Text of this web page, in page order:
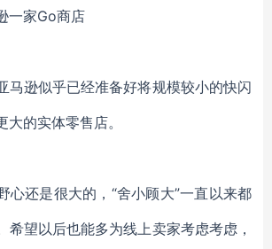
家Go商店
马逊似乎已经准备好将规模较小的快闪
的实体零售店。
心还是很大的，“舍小顾大”一直以来都
希望以后也能多为线上卖家考虑考虑，